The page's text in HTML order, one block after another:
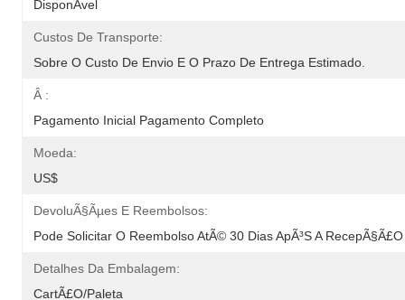
DisponÃ­vel
Custos De Transporte:
Sobre O Custo De Envio E O Prazo De Entrega Estimado.
Â :
Pagamento Inicial Pagamento Completo
Moeda:
US$
DevoluÃ§Ãµes E Reembolsos:
Pode Solicitar O Reembolso AtÃ© 30 Dias ApÃ³s A
Detalhes Da Embalagem:
CartÃ£o/paleta